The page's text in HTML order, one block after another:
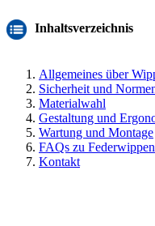
Inhaltsverzeichnis
Allgemeines über
Sicherheit und
Materialwahl
Gestaltung und
Wartung und Montage
FAQs zu Federwippen
Kontakt